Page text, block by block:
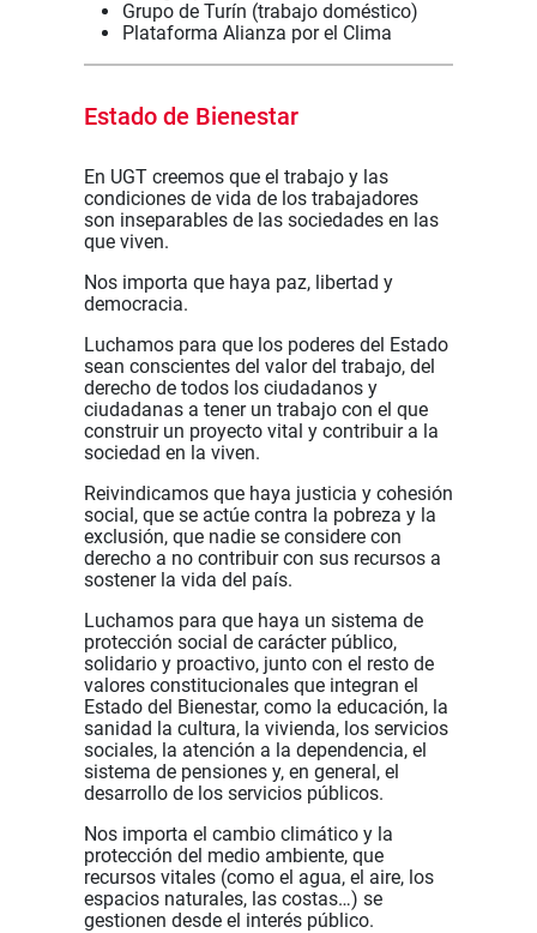
Grupo de Turín (trabajo doméstico)
Plataforma Alianza por el Clima
Estado de Bienestar
En UGT creemos que el trabajo y las
condiciones de vida de los trabajadores
son inseparables de las sociedades en las
que viven.
Nos importa que haya paz, libertad y
democracia.
Luchamos para que los poderes del Estado
sean conscientes del valor del trabajo, del
derecho de todos los ciudadanos y
ciudadanas a tener un trabajo con el que
construir un proyecto vital y contribuir a la
sociedad en la viven.
Reivindicamos que haya justicia y cohesión
social, que se actúe contra la pobreza y la
exclusión, que nadie se considere con
derecho a no contribuir con sus recursos a
sostener la vida del país.
Luchamos para que haya un sistema de
protección social de carácter público,
solidario y proactivo, junto con el resto de
valores constitucionales que integran el
Estado del Bienestar, como la educación, la
sanidad la cultura, la vivienda, los servicios
sociales, la atención a la dependencia, el
sistema de pensiones y, en general, el
desarrollo de los servicios públicos.
Nos importa el cambio climático y la
protección del medio ambiente, que
recursos vitales (como el agua, el aire, los
espacios naturales, las costas…) se
gestionen desde el interés público.